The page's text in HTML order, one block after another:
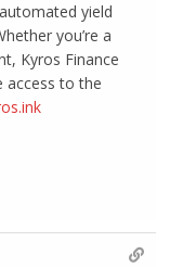
yield
you’re a
Kyros Finance
access to the